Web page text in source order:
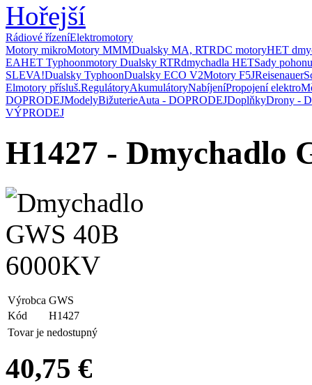
Hořejší
Rádiové řízeníElektromotory
Motory mikroMotory MMMDualsky MA, RTRDC motoryHET
EAHET Typhoonmotory Dualsky RTRdmychadla HETSady
SLEVA!Dualsky TyphoonDualsky ECO V2Motory F5JReisenauer
Elmotory přísluš.RegulátoryAkumulátoryNabíjeníPropojení elektro
DOPRODEJModelyBižuterieAuta - DOPRODEJDoplňkyDrony -
VÝPRODEJ
H1427 - Dmychadlo
Výrobca GWS
Kód
H1427
Tovar je nedostupný
40,75 €